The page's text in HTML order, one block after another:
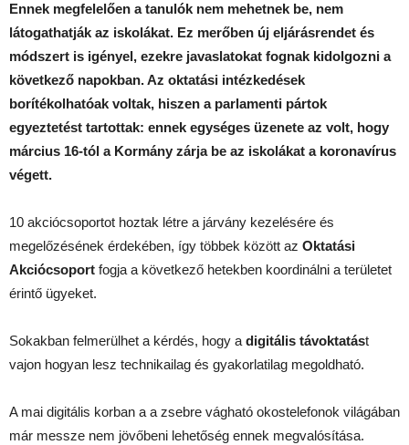
Ennek megfelelően a tanulók nem mehetnek be, nem
látogathatják az iskolákat. Ez merőben új eljárásrendet és
módszert is igényel, ezekre javaslatokat fognak kidolgozni a
következő napokban. Az oktatási intézkedések
borítékolhatóak voltak, hiszen a parlamenti pártok
egyeztetést tartottak: ennek egységes üzenete az volt, hogy
március 16-tól a Kormány zárja be az iskolákat a koronavírus
végett.
10 akciócsoportot hoztak létre a járvány kezelésére és
megelőzésének érdekében, így többek között az Oktatási
Akciócsoport fogja a következő hetekben koordinálni a területet
érintő ügyeket.
Sokakban felmerülhet a kérdés, hogy a digitális távoktatást
vajon hogyan lesz technikailag és gyakorlatilag megoldható.
A mai digitális korban a a zsebre vágható okostelefonok világában
már messze nem jövőbeni lehetőség ennek megvalósítása.